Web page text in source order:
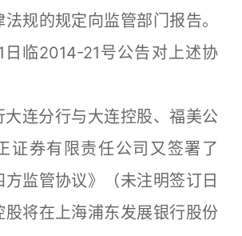
规的规定向监管部门报告。
日临2014-21号公告对上述协
连分行与大连控股、福美公
证券有限责任公司又签署了
方监管协议》（未注明签订日
股将在上海浦东发展银行股份